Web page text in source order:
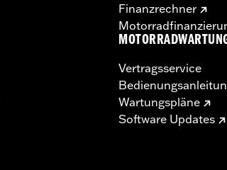
Finanzrechner
Vertragsservice
Wartungspläne
Software Updates